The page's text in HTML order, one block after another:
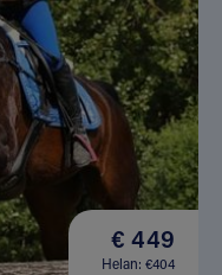
€ 449
Helan: €404